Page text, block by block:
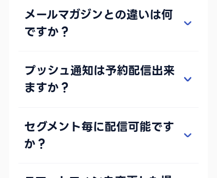
メールマガジンとの違いは何
ですか？
プッシュ通知は予約配信出来
ますか？
セグメント毎に配信可能です
か？